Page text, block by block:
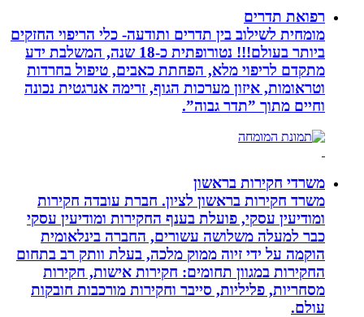
רפואת תדרים
מומחית לשילוב בין תדרים ותודעה- כלי הריפוי החזקים
ביותר בעולם!!! נטורופתית כ-18 שנה, המשלבת ידע
מתקדם לריפוי מלא, הפחתת כאבים, טיפול בחרדות
וטראומות, איזון מערכות הגוף, זרימה אנרגטית נכונה
וחיים מתוך ”תדר גבוה”.
משרדי חקירות בראשון
משרד חקירות בראשון לציון. חברת עובדה חקירות
ומודיעין עסקי, פועלת בענף החקירות ומודיעין עסקי
כבר למעלה משלושה עשורים, החברה בינלאומית
הוקמה על ידי זיוה ממוק מלכה, בעלת וותק רב בתחום
החקירות במגוון תחומים: חקירות אישות, חקירות
מסחריות, פליליות, סייבר וחקירות מורכבות חובקות
עולם.